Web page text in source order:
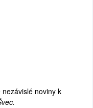
noviny k